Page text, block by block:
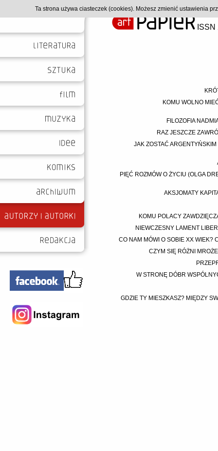
KOMU WOLNO
FILOZOFIA
RAZ JESZCZE
JAK ZOSTAĆ
PIĘĆ ROZMÓW O ŻYCIU (OLGA
AKSJOMATY
KOMU POLACY
NIEWCZESNY LAMENT
CO NAM MÓWI O SOBIE XX WIEK?
CZYM SIĘ RÓŻNI
W STRONĘ DÓBR
GDZIE TY MIESZKASZ? MIĘDZY
Ta strona używa ciasteczek (cookies). Możesz zmienić ustawienia